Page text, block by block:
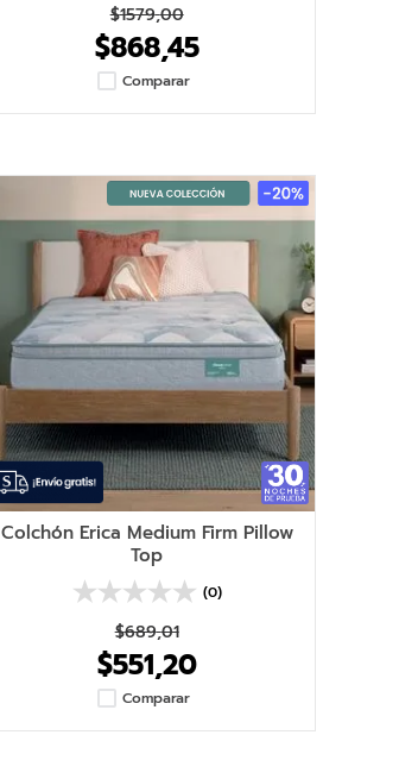
$1579,00
$868,45
Comparar
Colchón Erica Medium Firm Pillow
Top
(0)
$689,01
$551,20
Comparar